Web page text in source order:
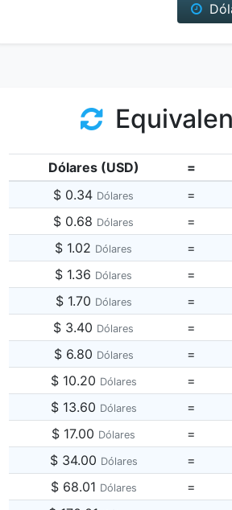
Dólares (USD) =
$ 0.34 Dólares =
$ 0.68 Dólares =
$ 1.02 Dólares =
$ 1.36 Dólares =
$ 1.70 Dólares =
$ 3.40 Dólares =
$ 6.80 Dólares =
$ 10.20 Dólares =
$ 13.60 Dólares =
$ 17.00 Dólares =
$ 34.00 Dólares =
$ 68.01 Dólares =